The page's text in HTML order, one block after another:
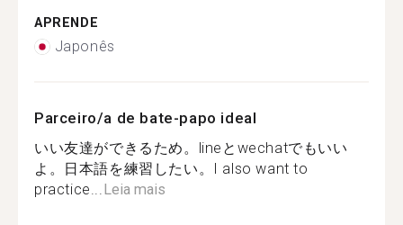
APRENDE
Japonês
Parceiro/a de bate-papo ideal
いい友達ができるため。lineとwechatでもいい
よ。日本語を練習したい。I also want to
practice...Leia mais